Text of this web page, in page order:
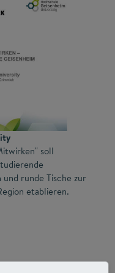
soll
runde Tische zur
etablieren.